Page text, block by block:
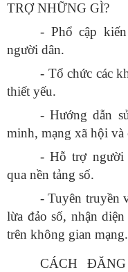
TRỢ NHỮNG GÌ?
- Phổ cập
người dân.
- Tổ chức các
thiết yếu.
- Hướng dẫn
minh, mạng xã hội
- Hỗ trợ người
qua nền tảng số.
- Tuyên truyền
lừa đảo số, nhận
trên không gian mạng.
CÁCH